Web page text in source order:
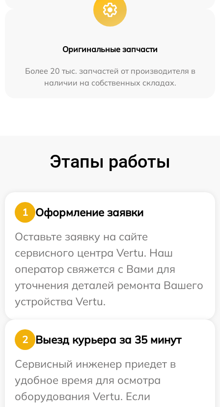
Оригинальные запчасти
Более 20 тыс. запчастей от производителя в
наличии на собственных складах.
Этапы работы
1
Оформление заявки
Оставьте заявку на сайте
сервисного центра Vertu. Наш
оператор свяжется с Вами для
уточнения деталей ремонта Вашего
устройства Vertu.
2
Выезд курьера за 35 минут
Сервисный инженер приедет в
удобное время для осмотра
оборудования Vertu. Если